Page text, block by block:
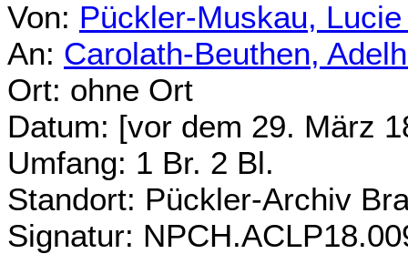
Von: Pückler-Muskau,
An: Carolath-Beuthen,
Ort: ohne Ort
Datum: [vor dem 29. März
Umfang: 1 Br. 2 Bl.
Standort: Pückler-Archiv
Signatur: